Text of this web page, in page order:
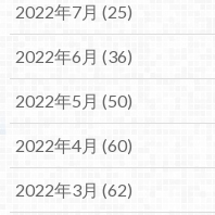
2022年7月 (25)
2022年6月 (36)
2022年5月 (50)
2022年4月 (60)
2022年3月 (62)